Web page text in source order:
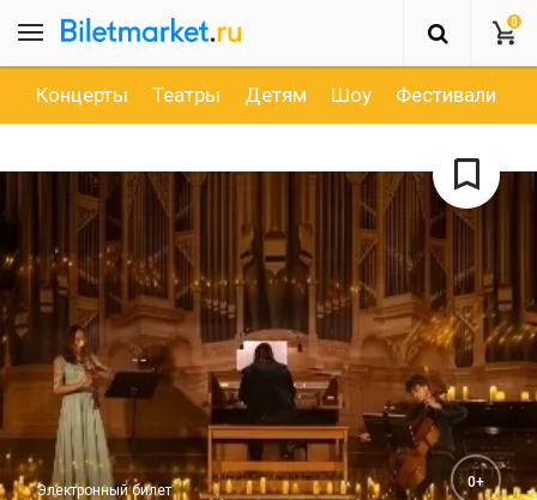
0
Концерты Театры Детям Шоу Фестивали
Электронный билет 0+